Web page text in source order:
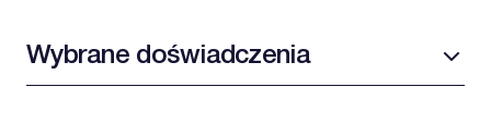
Wybrane doświadczenia